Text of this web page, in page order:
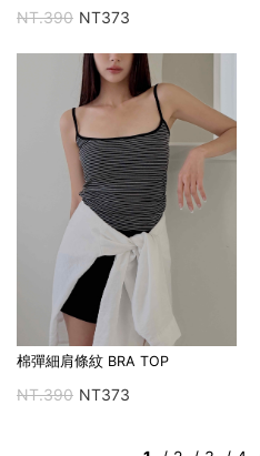
NT.390 NT373
棉彈細肩條紋 BRA TOP
NT.390 NT373